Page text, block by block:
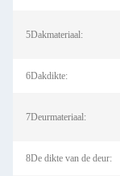
5Dakmateriaal:
6Dakdikte:
7Deurmateriaal:
8De dikte van de deur: